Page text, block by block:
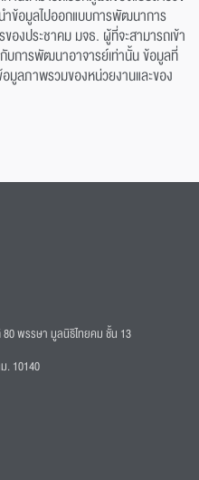
นำข้อมูลไปออกแบบการพัฒนาการ
องประชาคม มจธ. ผู้ที่จะสามารถเข้า
บการพัฒนาอาจารย์เท่านั้น ข้อมูลที่
มูลภาพรวมของหน่วยงานและของ
พรรษา มูลนิธิไทยคม ชั้น 13
. 10140